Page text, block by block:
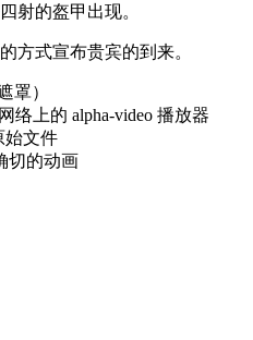
射的盔甲出现。
方式宣布贵宾的到来。
罩）
络上的 alpha-video 播放器
始文件
切的动画